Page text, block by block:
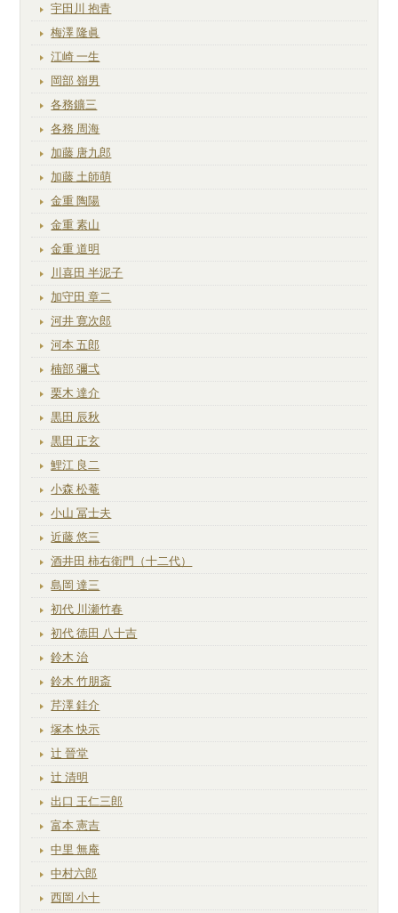
宇田川 抱青
梅澤 隆眞
江崎 一生
岡部 嶺男
各務鑛三
各務 周海
加藤 唐九郎
加藤 土師萌
金重 陶陽
金重 素山
金重 道明
川喜田 半泥子
加守田 章二
河井 寛次郎
河本 五郎
楠部 彌弌
栗木 達介
黒田 辰秋
黒田 正玄
鯉江 良二
小森 松菴
小山 冨士夫
近藤 悠三
酒井田 柿右衛門（十二代）
島岡 達三
初代 川瀬竹春
初代 徳田 八十吉
鈴木 治
鈴木 竹朋斎
芹澤 銈介
塚本 快示
辻 晉堂
辻 清明
出口 王仁三郎
富本 憲吉
中里 無庵
中村六郎
西岡 小十